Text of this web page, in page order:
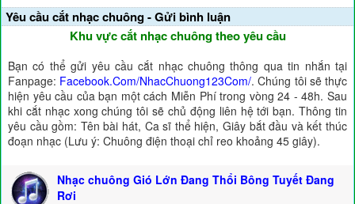
Yêu cầu cắt nhạc chuông - Gửi bình luận
Khu vực cắt nhạc chuông theo yêu cầu
Bạn có thể gửi yêu cầu cắt nhạc chuông thông qua tin nhắn tại
Fanpage: Facebook.Com/NhacChuong123Com/. Chúng tôi sẽ thực
hiện yêu cầu của bạn một cách Miễn Phí trong vòng 24 - 48h. Sau
khi cắt nhạc xong chúng tôi sẽ chủ động liên hệ tới bạn. Thông tin
yêu cầu gồm: Tên bài hát, Ca sĩ thể hiện, Giây bắt đầu và kết thúc
đoạn nhạc (Lưu ý: Chuông điện thoại chỉ reo khoảng 45 giây).
Nhạc chuông Gió Lớn Đang Thổi Bông Tuyết Đang
Rơi